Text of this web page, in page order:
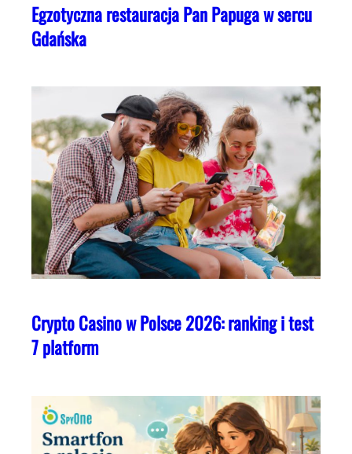
Egzotyczna restauracja Pan Papuga w sercu
Gdańska
Crypto Casino w Polsce 2026: ranking i test
7 platform